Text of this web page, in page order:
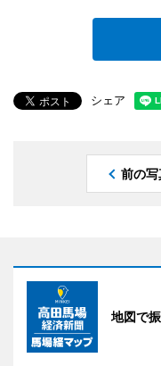
シェア
前の写
地図で